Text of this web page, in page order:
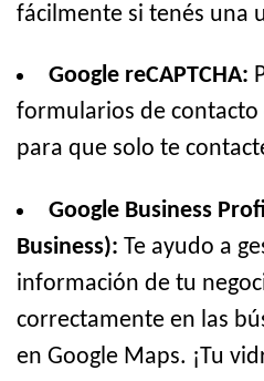
fácilmente si tenés una
Google reCAPTCHA:
formularios de contacto
para que solo te
Google Business
Business): Te ayudo a
información de tu
correctamente en las
en Google Maps. ¡Tu